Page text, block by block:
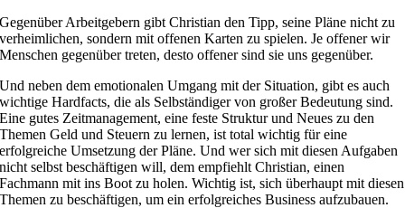
Gegenüber Arbeitgebern gibt Christian den Tipp, seine Pläne nicht zu
verheimlichen, sondern mit offenen Karten zu spielen. Je offener wir
Menschen gegenüber treten, desto offener sind sie uns gegenüber.
Und neben dem emotionalen Umgang mit der Situation, gibt es auch
wichtige Hardfacts, die als Selbständiger von großer Bedeutung sind.
Eine gutes Zeitmanagement, eine feste Struktur und Neues zu den
Themen Geld und Steuern zu lernen, ist total wichtig für eine
erfolgreiche Umsetzung der Pläne. Und wer sich mit diesen Aufgaben
nicht selbst beschäftigen will, dem empfiehlt Christian, einen
Fachmann mit ins Boot zu holen. Wichtig ist, sich überhaupt mit diesen
Themen zu beschäftigen, um ein erfolgreiches Business aufzubauen.